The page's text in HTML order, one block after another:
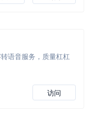
语音服务，质量杠杠
访问